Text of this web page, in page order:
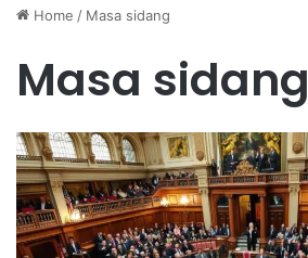
Home / Masa sidang
Masa sidang